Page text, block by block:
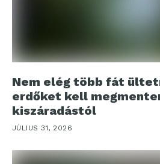
Nem elég több fát
erdőket kell
kiszáradástól
JÚLIUS 31, 2026